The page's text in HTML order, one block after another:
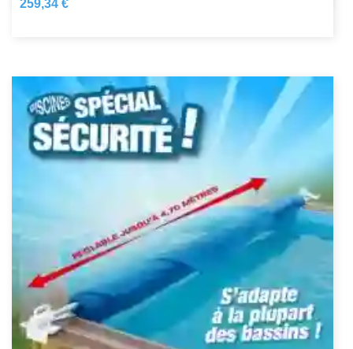
259,34 €